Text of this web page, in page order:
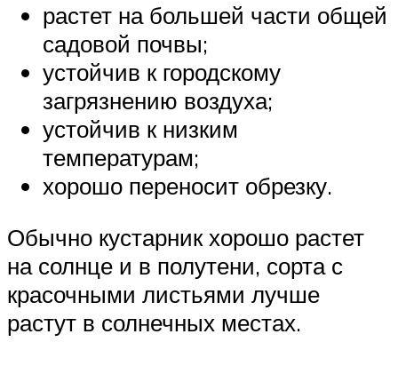
растет на большей части общей
садовой почвы;
устойчив к городскому
загрязнению воздуха;
устойчив к низким
температурам;
хорошо переносит обрезку.
Обычно кустарник хорошо растет
на солнце и в полутени, сорта с
красочными листьями лучше
растут в солнечных местах.